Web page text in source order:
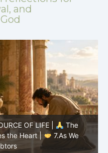
and
OF LIFE |
The
the Heart |
7.As We